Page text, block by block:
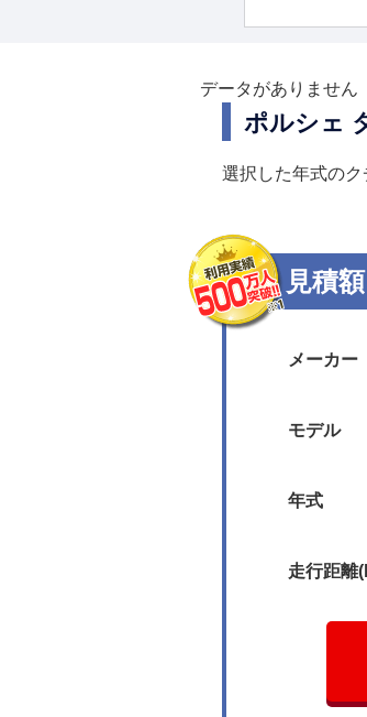
データがありません
ポルシェ
選択した年式の
見積
メーカー
モデル
年式
走行距離